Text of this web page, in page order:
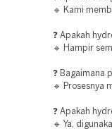
🔹 Kami
❓ Apakah
🔹 Hampir
❓ Bagaimana
🔹 Prosesnya
❓ Apakah
🔹 Ya,